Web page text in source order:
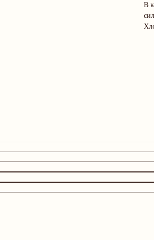
В
Дополните образ